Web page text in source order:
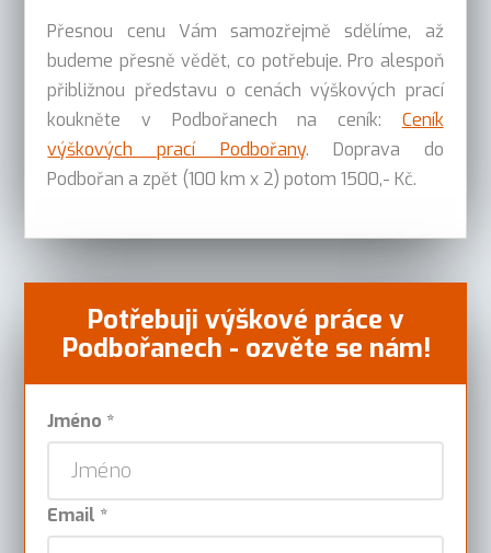
Přesnou cenu Vám samozřejmě sdělíme, až
budeme přesně vědět, co potřebuje. Pro alespoň
přibližnou představu o cenách výškových prací
koukněte v Podbořanech na ceník: Ceník
výškových prací Podbořany. Doprava do
Podbořan a zpět (100 km x 2) potom 1500,- Kč.
Potřebuji výškové práce v
Podbořanech - ozvěte se nám!
Jméno *
Email *